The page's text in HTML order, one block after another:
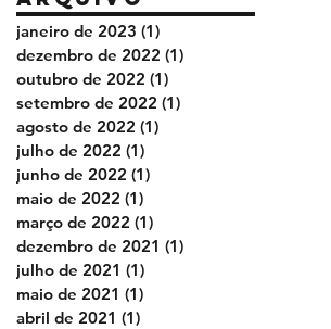
janeiro de 2023 (1)
dezembro de 2022 (1)
outubro de 2022 (1)
setembro de 2022 (1)
agosto de 2022 (1)
julho de 2022 (1)
junho de 2022 (1)
maio de 2022 (1)
março de 2022 (1)
dezembro de 2021 (1)
julho de 2021 (1)
maio de 2021 (1)
abril de 2021 (1)